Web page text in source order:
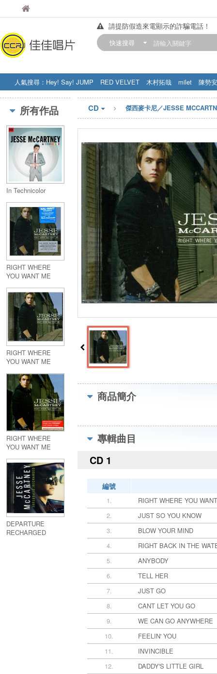
佳佳唱片
請提防假造來電顯示的詐騙電話！
【中華門市營業時間調整公告】
快速搜尋
人氣搜尋： Hey! Say! JUMP RED VELVET 木村拓哉 milet
陳勢安
STRAY KIDS
盧廣仲 周杰伦
所有作品
In Technicolor
RIGHT WHERE
YOU WANT ME
RIGHT WHERE
YOU WANT ME
RIGHT WHERE
YOU WANT ME
DEPARTURE
RECHARGED
CD 傑西麥卡尼／JESSE
商品簡介
專輯曲目
CD 1
編號
1.
RIGHT WHERE YOU
2.
JUST SO YOU KNOW
3.
BLOW YOUR MIND
4.
RIGHT BACK IN THE
5.
ANYBODY
6.
TELL HER
7.
JUST GO
8.
CANT LET YOU GO
9.
WE CAN GO ANYWHERE
10.
FEELIN' YOU
11.
INVINCIBLE
12.
DADDY'S LITTLE GIRL